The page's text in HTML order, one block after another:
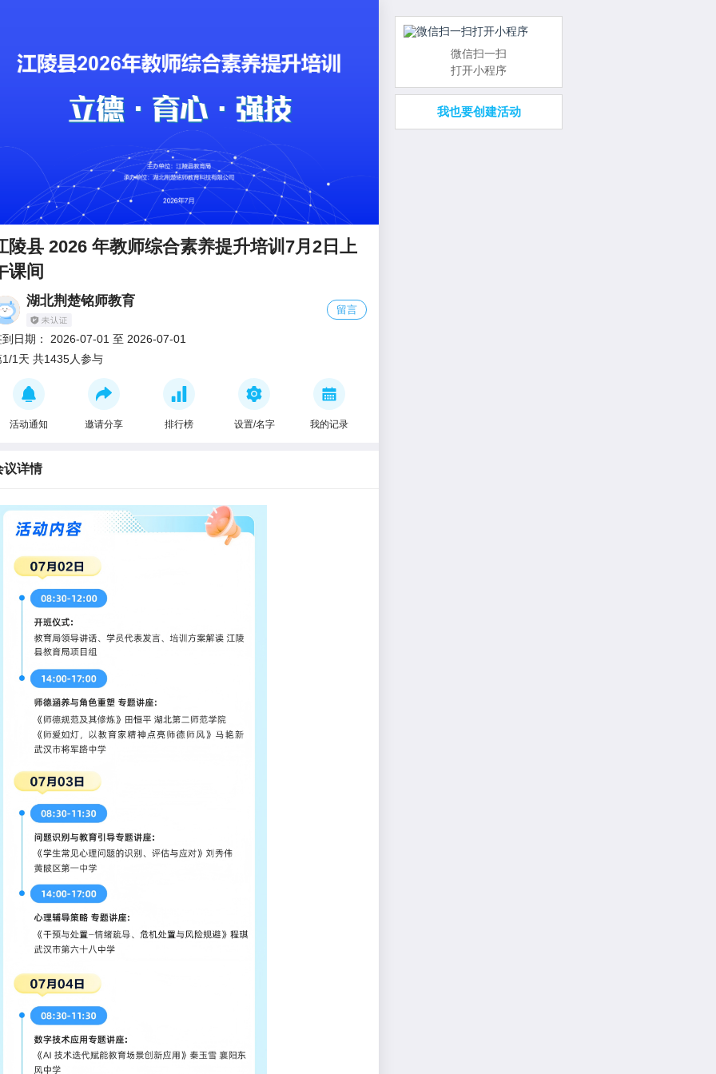
陵县 2026 年教师综合素养提升培训7月2日上
课间
湖北荆楚铭师教育
留言
日期： 2026-07-01 至 2026-07-01
1/1天 共1435人参与
活动通知 邀请分享 排行榜 设置/名字 我的记录
议详情
微信扫一扫
打开小程序
我也要创建活动